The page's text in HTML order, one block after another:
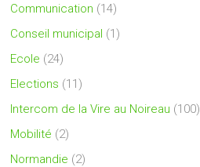
Communication (14)
Conseil municipal (1)
Ecole (24)
Elections (11)
Intercom de la Vire au Noireau (100)
Mobilité (2)
Normandie (2)